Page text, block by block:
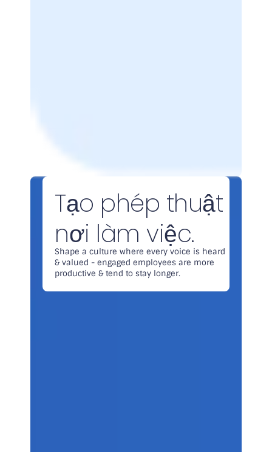
Tạo phép thuật
nơi làm việc.
Shape a culture where every voice is heard
& valued - engaged employees are more
productive & tend to stay longer.